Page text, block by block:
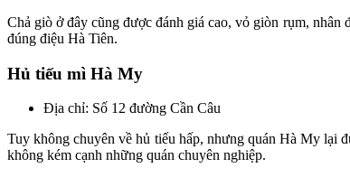
Chả giò ở đây cũng được đánh giá cao, vỏ giòn rụm,
đúng điệu Hà Tiên.
Hủ tiếu mì Hà My
Địa chỉ: Số 12 đường Cần Câu
Tuy không chuyên về hủ tiếu hấp, nhưng quán Hà My lại
không kém cạnh những quán chuyên nghiệp.